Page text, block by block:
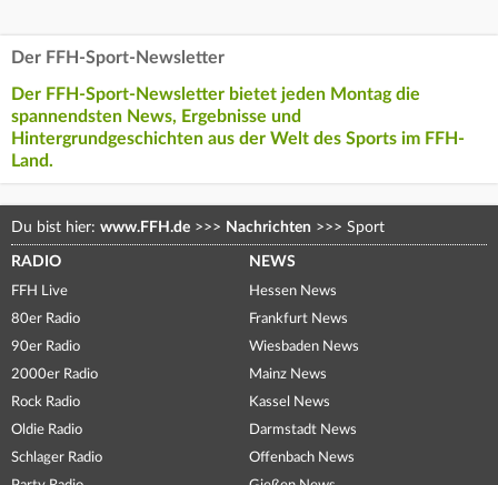
Der FFH-Sport-Newsletter
Der FFH-Sport-Newsletter bietet jeden Montag die
spannendsten News, Ergebnisse und
Hintergrundgeschichten aus der Welt des Sports im FFH-
Land.
Du bist hier: www.FFH.de >>> Nachrichten >>> Sport
RADIO
FFH Live
80er Radio
90er Radio
2000er Radio
Rock Radio
Oldie Radio
Schlager Radio
NEWS
Hessen News
Frankfurt News
Wiesbaden News
Mainz News
Kassel News
Darmstadt News
Offenbach News